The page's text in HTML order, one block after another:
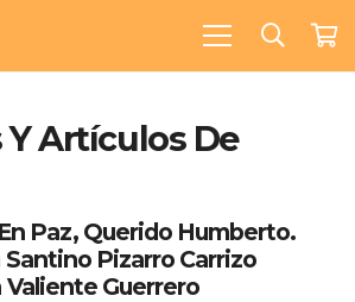
Y Artículos De
Paz, Querido Humberto.
Pizarro Carrizo
Valiente Guerrero